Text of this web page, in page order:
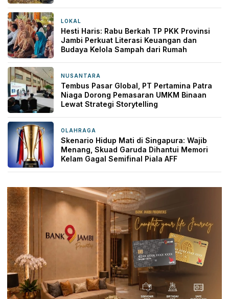
LOKAL
Hesti Haris: Rabu Berkah TP PKK Provinsi
Jambi Perkuat Literasi Keuangan dan
Budaya Kelola Sampah dari Rumah
NUSANTARA
Tembus Pasar Global, PT Pertamina Patra
Niaga Dorong Pemasaran UMKM Binaan
Lewat Strategi Storytelling
OLAHRAGA
Skenario Hidup Mati di Singapura: Wajib
Menang, Skuad Garuda Dihantui Memori
Kelam Gagal Semifinal Piala AFF